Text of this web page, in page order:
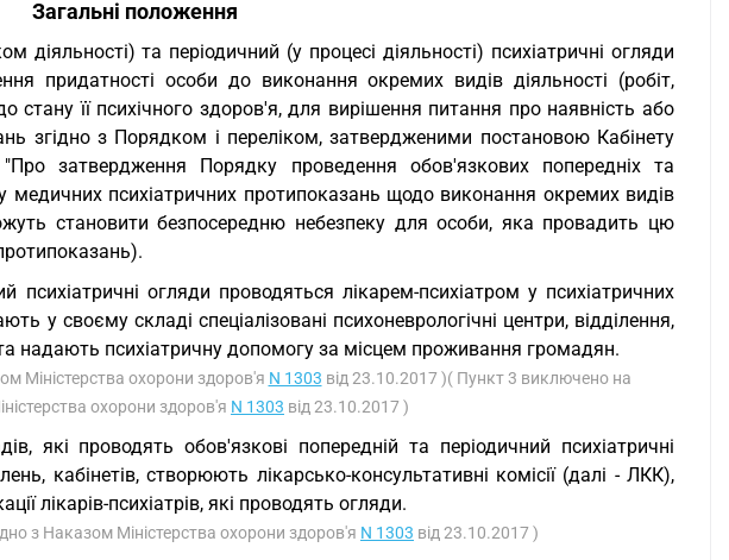
Загальні положення
діяльності) та періодичний (у процесі діяльності) психіатричні огляди
придатності особи до виконання окремих видів діяльності (робіт,
її психічного здоров'я, для вирішення питання про наявність або
згідно з Порядком і переліком, затвердженими постановою Кабінету
затвердження Порядку проведення обов'язкових попередніх та
медичних психіатричних протипоказань щодо виконання окремих видів
становити безпосередню небезпеку для особи, яка провадить цю
психіатричні огляди проводяться лікарем-психіатром у психіатричних
у своєму складі спеціалізовані психоневрологічні центри, відділення,
та надають психіатричну допомогу за місцем проживання громадян.
Міністерства охорони здоров'я N 1303 від 23.10.2017 )( Пункт 3 виключено на
охорони здоров'я N 1303 від 23.10.2017 )
які проводять обов'язкові попередній та періодичний психіатричні
кабінетів, створюють лікарсько-консультативні комісії (далі - ЛКК),
лікарів-психіатрів, які проводять огляди.
з Наказом Міністерства охорони здоров'я N 1303 від 23.10.2017 )